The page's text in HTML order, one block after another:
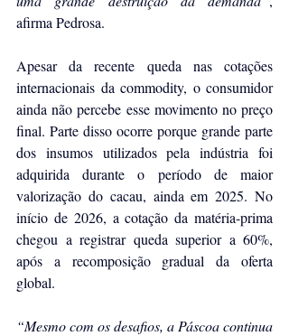
afirma Pedrosa.
Apesar da recente queda nas cotações
internacionais da commodity, o consumidor
ainda não percebe esse movimento no preço
final. Parte disso ocorre porque grande parte
dos insumos utilizados pela indústria foi
adquirida durante o período de maior
valorização do cacau, ainda em 2025. No
início de 2026, a cotação da matéria-prima
chegou a registrar queda superior a 60%,
após a recomposição gradual da oferta
global.
“Mesmo com os desafios, a Páscoa continua